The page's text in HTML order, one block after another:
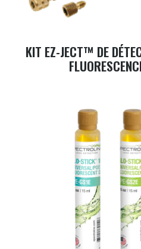
KIT EZ-JECT™ DE